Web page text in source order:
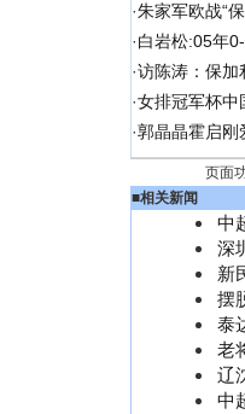
·朱家军欧战“
·白岩松:05年
·访陈涛：保加
·女排冠军杯中
·郭晶晶霍启刚
页面
■相关新闻
中
深
新
摆
泰
老
辽
中